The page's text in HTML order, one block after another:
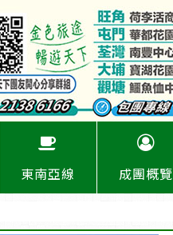
東南亞線 成團概覽